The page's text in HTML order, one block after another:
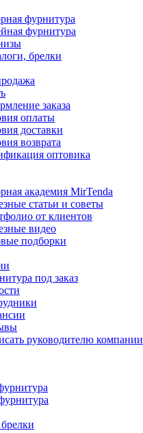
фурнитура
фурнитура
брелки
заказа
оплаты
доставки
возврата
оптовика
академия MirTenda
статьи и советы
от клиентов
видео
подборки
под заказ
руководителю компании